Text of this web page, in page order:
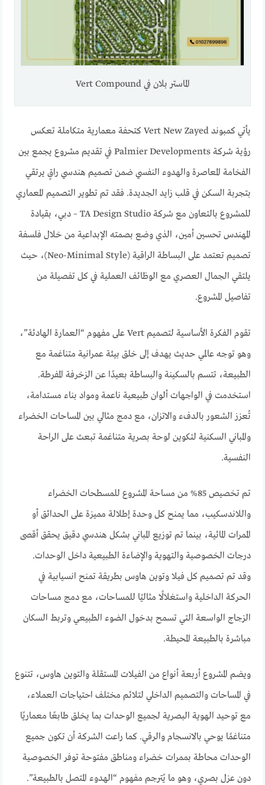
الماستر بلان في Vert Compound
يأتي كمبوند Vert New Zayed كتحفة معمارية متكاملة تعكس
رؤية شركة Palmier Developments في تقديم مشروع يجمع بين
الفخامة المعاصرة والهدوء النفسي ضمن تصميم هندسي راقٍ يرتقي
بتجربة السكن في قلب زايد الجديدة. فقد تم تطوير التصميم المعماري
للمشروع بالتعاون مع شركة TA Design Studio – دبي، بقيادة
المهندس تحسين أمين، الذي وضع بصمته الإبداعية من خلال فلسفة
تصميم تعتمد على البساطة الراقية (Neo-Minimal Style)، حيث
يلتقي الجمال العصري مع الوظائف العملية في كل تفصيلة من
تفاصيل المشروع.
تقوم الفكرة الأساسية لتصميم Vert على مفهوم “العمارة الهادئة”،
وهو توجه عالمي حديث يهدف إلى خلق بيئة عمرانية متناغمة مع
الطبيعة، تتسم بالسكينة والبساطة بعيدًا عن الزخرفة المفرطة.
استخدمت في الواجهات ألوان طبيعية ناعمة ومواد بناء مستدامة،
تُعزز الشعور بالدفء والاتزان، مع دمج مثالي بين المساحات الخضراء
والمباني السكنية لتكوين لوحة بصرية متناغمة تبعث على الراحة
النفسية.
تم تخصيص 85% من مساحة المشروع للمسطحات الخضراء
واللاندسكيب، مما يمنح كل وحدة إطلالة مميزة على الحدائق أو
الممرات المائية، بينما تم توزيع المباني بشكل هندسي دقيق يحقق أقصى
درجات الخصوصية والتهوية والإضاءة الطبيعية داخل الوحدات.
وقد تم تصميم كل فيلا وتوين هاوس بطريقة تمنح انسيابية في
الحركة الداخلية واستغلالًا مثاليًا للمساحات، مع دمج مساحات
الزجاج الواسعة التي تسمح بدخول الضوء الطبيعي وتربط السكان
مباشرة بالطبيعة المحيطة.
ويضم المشروع أربعة أنواع من الفيلات المستقلة والتوين هاوس، تتنوع
في المساحات والتصميم الداخلي لتلائم مختلف احتياجات العملاء،
مع توحيد الهوية البصرية لجميع الوحدات بما يخلق طابعًا معماريًا
متناغمًا يوحي بالانسجام والرقي. كما راعت الشركة أن تكون جميع
الوحدات محاطة بممرات خضراء ومناطق مفتوحة توفر الخصوصية
دون عزل بصري، وهو ما يُترجم مفهوم “الهدوء المتصل بالطبيعة”.